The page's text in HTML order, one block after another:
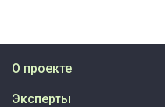
О проекте
Эксперты